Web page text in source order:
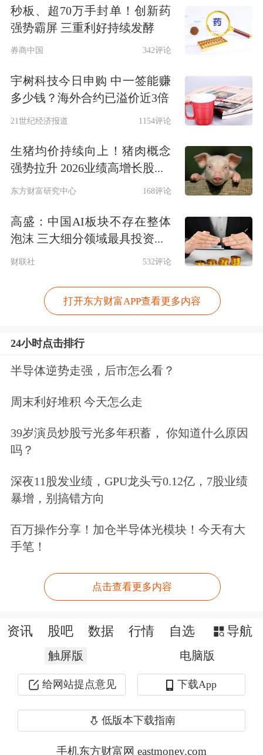
回顾历史数据发现，此前A股行业资金
业成交额占比来看，2015年6月，上证
指数触及5178点阶段峰值，彼时A股市
35%。2019年以来，行业成交集中的现
象开始常态化。2025年7月开始，头部
刷新历史峰值。
数据表明，A股市场资金正呈现持续集
中化特征，交易拥挤度大幅攀升。
研究所副所长、首席策略官陈果表
示，今年和2015年不同，整体杠杆资
金/总市值占比要低很多，虽然结构有
数看不到明显泡沫和风险。
月度成交首次超15万亿元
2024年10月以来，电子行业已连续20个
月的月度成交额超2万亿元，今年5月更
是首次突破15万亿元，达到15.98万亿
元。
从成交额占比看，2025年3月以来，电
秒板、超70万手封单！创新药
强势霸屏 三重利好持续发酵
券商中国 342评论
宇树科技今日申购 中一签能赚
多少钱？海外合约已溢价近3倍
21世纪经济报道 1154评论
生猪均价持续向上！猪肉概念
强势拉升 2026业绩高增长股...
东方财富研究中心 168评论
高盛：中国AI板块不存在整体
泡沫 三大细分领域最具投资...
财联社 532评论
打开东方财富APP查看更多内容
24小时点击排行
半导体逆势走强，后市怎么看？
周末利好堆积 今天怎么走
39岁演员炒股亏光多年积蓄， 你知道什么原因
吗？
深夜11股发业绩，GPU龙头亏0.12亿，7股业绩
暴增，别搞错方向
百万操作分享！加仓半导体光模块！今天有大
手笔！
点击查看更多内容
资讯 股吧 数据 行情 自选 导航
触屏版 电脑版
给网站提点意见 下载App
低版本下载指南
手机东方财富网 eastmoney.com